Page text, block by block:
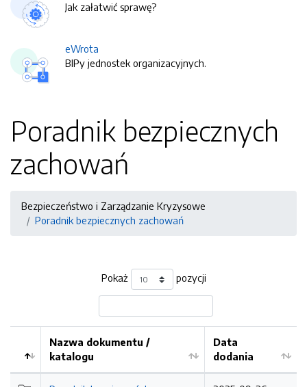
Jak załatwić sprawę?
eWrota
BIPy jednostek organizacyjnych.
Poradnik bezpiecznych
zachowań
Bezpieczeństwo i Zarządzanie Kryzysowe
Poradnik bezpiecznych zachowań
Pokaż pozycji
Kolejność
Nazwa dokumentu /
katalogu
Data
dodania